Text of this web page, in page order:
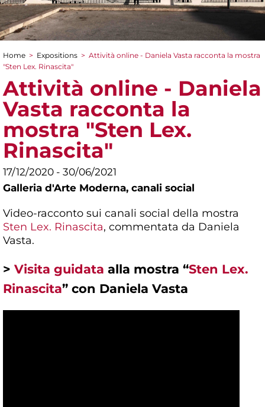
You are here
Home > Expositions > Attività online - Daniela Vasta racconta la mostra
"Sten Lex. Rinascita"
Attività online - Daniela
Vasta racconta la
mostra "Sten Lex.
Rinascita"
17/12/2020 - 30/06/2021
Galleria d'Arte Moderna, canali social
Video-racconto sui canali social della mostra
Sten Lex. Rinascita, commentata da Daniela
Vasta.
> Visita guidata alla mostra “Sten Lex.
Rinascita” con Daniela Vasta